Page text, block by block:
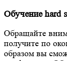
Обучение hard
Обращайте
получите по
образом вы